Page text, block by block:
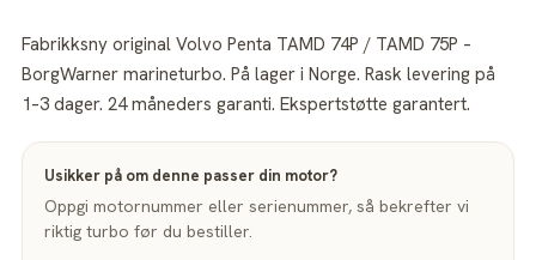
Fabrikksny original Volvo Penta TAMD 74P / TAMD 75P –
BorgWarner marineturbo. På lager i Norge. Rask levering på
1–3 dager. 24 måneders garanti. Ekspertstøtte garantert.
Usikker på om denne passer din motor?
Oppgi motornummer eller serienummer, så bekrefter vi
riktig turbo før du bestiller.